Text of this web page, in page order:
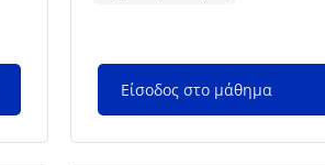
Είσοδος στο μάθημα